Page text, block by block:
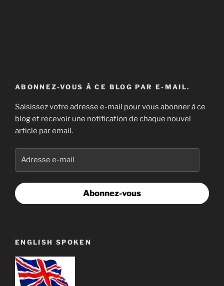
ABONNEZ-VOUS À CE BLOG PAR E-MAIL.
Saisissez votre adresse e-mail pour vous abonner à ce
blog et recevoir une notification de chaque nouvel
article par email.
Abonnez-vous
ENGLISH SPOKEN